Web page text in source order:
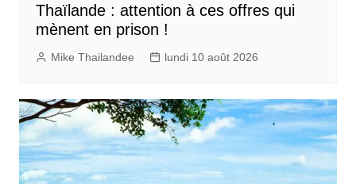
Thaïlande : attention à ces offres qui
mènent en prison !
Mike Thailandee lundi 10 août 2026